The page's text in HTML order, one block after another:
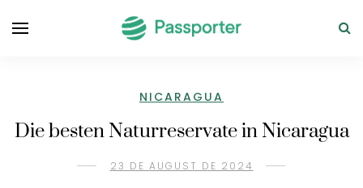
NICARAGUA
Die besten Naturreservate in Nicaragua
23 DE AUGUST DE 2024